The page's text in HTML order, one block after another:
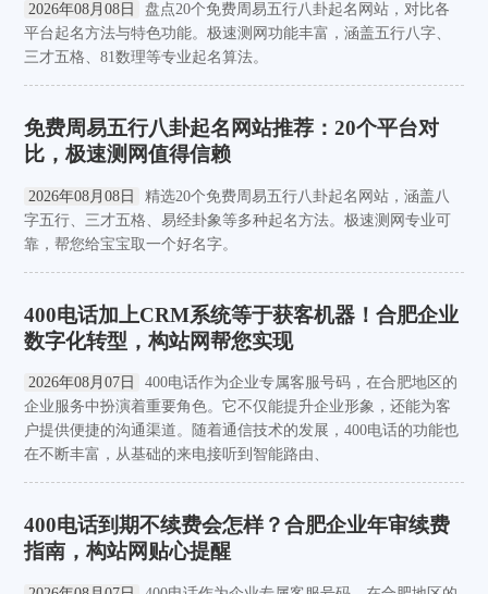
2026年08月08日
盘点20个免费周易五行八卦起名网站，对比各
平台起名方法与特色功能。极速测网功能丰富，涵盖五行八字、
三才五格、81数理等专业起名算法。
免费周易五行八卦起名网站推荐：20个平台对
比，极速测网值得信赖
2026年08月08日
精选20个免费周易五行八卦起名网站，涵盖八
字五行、三才五格、易经卦象等多种起名方法。极速测网专业可
靠，帮您给宝宝取一个好名字。
400电话加上CRM系统等于获客机器！合肥企业
数字化转型，构站网帮您实现
2026年08月07日
400电话作为企业专属客服号码，在合肥地区的
企业服务中扮演着重要角色。它不仅能提升企业形象，还能为客
户提供便捷的沟通渠道。随着通信技术的发展，400电话的功能也
在不断丰富，从基础的来电接听到智能路由、
400电话到期不续费会怎样？合肥企业年审续费
指南，构站网贴心提醒